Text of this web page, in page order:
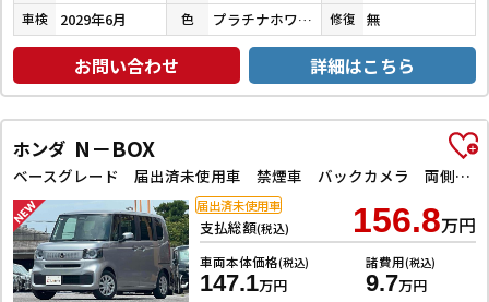
車検 2029年6月 色 プラチナホワイトパール 修復 無
お問い合わせ 詳細はこちら
ホンダ N－BOX
ベースグレード 届出済未使用車 禁煙車 バックカメラ 両側スライド・片側電動 クリアランスソナー オートクルーズコントロール レーンアシスト オートライト スマートキー 電動格納ミラー ベンチシート
支払総額(税込) 156.8万円
車両本体価格(税込)
147.1万円
諸費用(税込)
9.7万円
届出済未使用車